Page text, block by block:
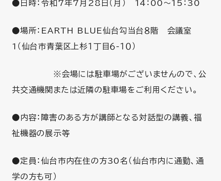
●日時：令和7年7月28日（月） 14：00～15：30
●場所：EARTH BLUE仙台勾当台８階 会議室
1（仙台市青葉区上杉１丁目６-１０）
※会場には駐車場がございませんので、公
共交通機関または近隣の駐車場をご利用ください。
●内容：障害のある方が講師となる対話型の講義、福
祉機器の展示等
●定員：仙台市内在住の方30名（仙台市内に通勤、通
学の方も可）